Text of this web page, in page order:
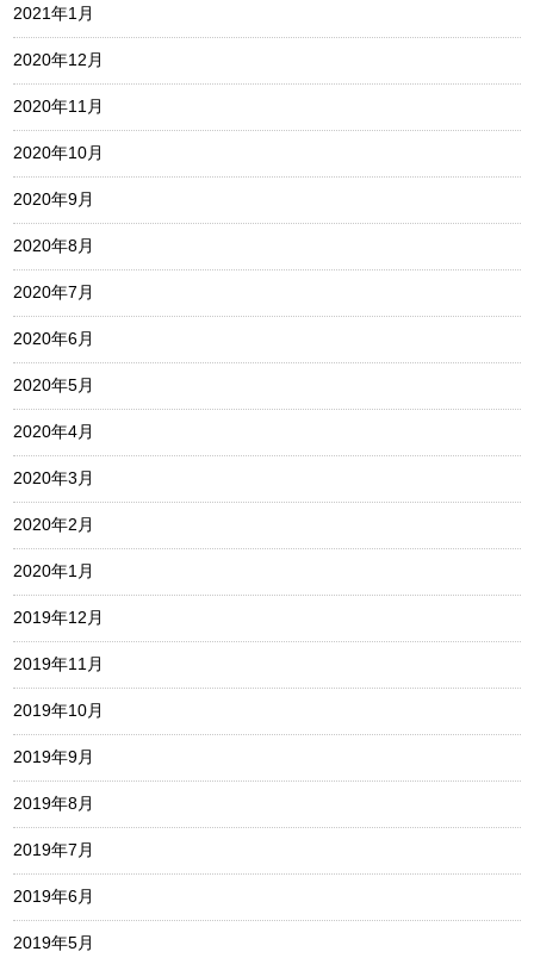
2021年1月
2020年12月
2020年11月
2020年10月
2020年9月
2020年8月
2020年7月
2020年6月
2020年5月
2020年4月
2020年3月
2020年2月
2020年1月
2019年12月
2019年11月
2019年10月
2019年9月
2019年8月
2019年7月
2019年6月
2019年5月